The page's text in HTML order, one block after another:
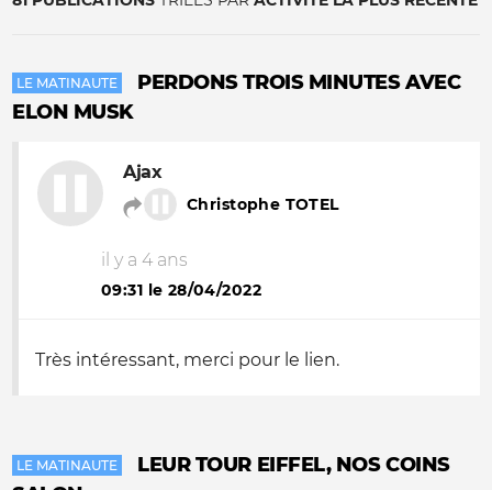
LE MATINAUTE
PERDONS TROIS MINUTES AVEC
ELON MUSK
Ajax
Christophe TOTEL
il y a 4 ans
09:31 le 28/04/2022
Très intéressant, merci pour le lien.
LE MATINAUTE
LEUR TOUR EIFFEL, NOS COINS